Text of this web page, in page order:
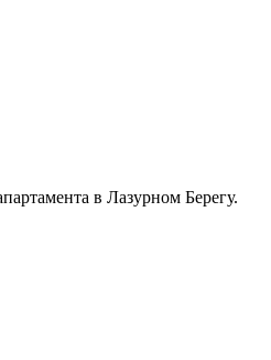
в Лазурном Берегу.